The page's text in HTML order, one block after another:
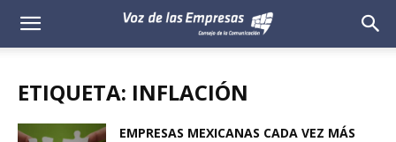
Voz
ETIQUETA: INFLACIÓN
EMPRESAS MEXICANAS CADA VEZ MÁS